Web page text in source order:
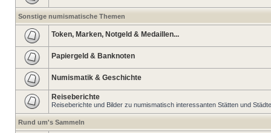
Sonstige numismatische Themen
Token, Marken, Notgeld & Medaillen...
Papiergeld & Banknoten
Numismatik & Geschichte
Reiseberichte
Reiseberichte und Bilder zu numismatisch interessanten Stätten und
Rund um's Sammeln